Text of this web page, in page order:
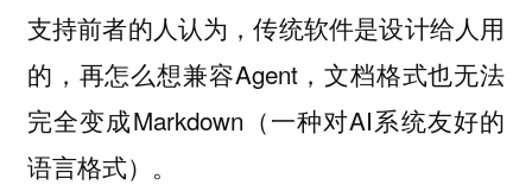
支持前者的人认为，传统软件是设计给人用
的，再怎么想兼容Agent，文档格式也无法
完全变成Markdown（一种对AI系统友好的
语言格式）。